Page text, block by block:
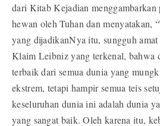
dari Kitab Kejadian menggambarkan
hewan oleh Tuhan dan menyatakan,
yang dijadikanNya itu, sungguh
Klaim Leibniz yang terkenal, bahwa
terbaik dari semua dunia yang
ekstrem, tetapi hampir semua teis
keseluruhan dunia ini adalah dunia
yang sangat baik. Oleh karena itu,